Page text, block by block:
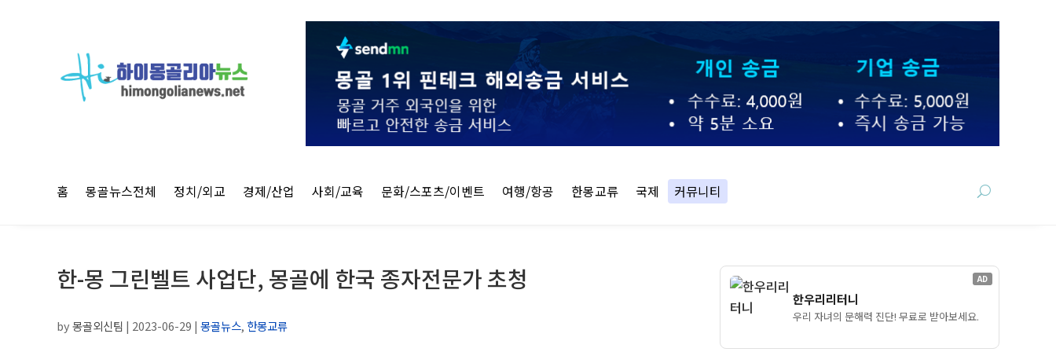
홈 몽골뉴스전체 정치/외교 경제/산업 사회/교육 문화/스포츠/이벤트 여행/항공 한몽교류 국제 커뮤니티
한-몽 그린벨트 사업단, 몽골에 한국 종자전문가 초청
by몽골외신팀 | 2023-06-29 | 몽골뉴스,한몽교류
AD
한우리리터니
우리 자녀의 문해력 진단! 무료로 받아보세요.